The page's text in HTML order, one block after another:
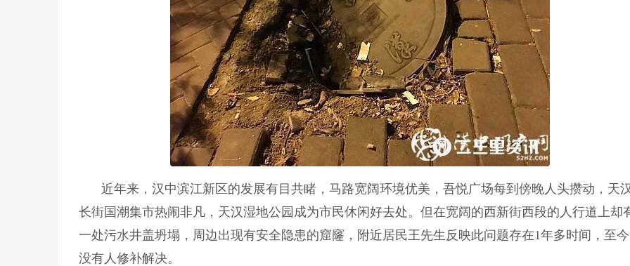
近年来，汉中滨江新区的发展有目共睹，马路宽阔环境优美，吾悦广场每到傍晚人头攒动，天
长街国潮集市热闹非凡，天汉湿地公园成为市民休闲好去处。但在宽阔的西新街西段的人行道上却
一处污水井盖坍塌，周边出现有安全隐患的窟窿，附近居民王先生反映此问题存在1年多时间，至今
没有人修补解决。